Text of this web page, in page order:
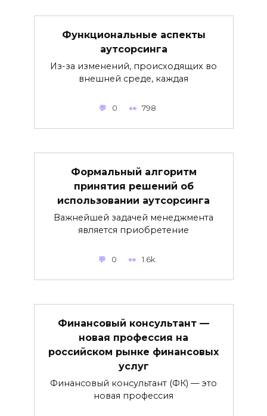
Функциональные аспекты
аутсорсинга
Из-за изменений, происходящих во
внешней среде, каждая
0 798
Формальный алгоритм
принятия решений об
использовании аутсорсинга
Важнейшей задачей менеджмента
является приобретение
0 1.6k.
Финансовый консультант —
новая профессия на
российском рынке финансовых
услуг
Финансовый консультант (ФК) — это
новая профессия